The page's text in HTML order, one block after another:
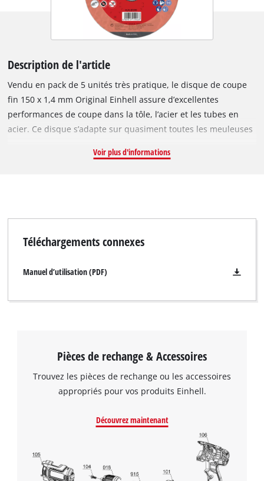
Description de l'article
Vendu en pack de 5 unités très pratique, le disque de coupe
fin 150 x 1,4 mm Original Einhell assure d’excellentes
performances de coupe dans la tôle, l’acier et les tubes en
acier. Ce disque s’adapte sur quasiment toutes les meuleuses
de 80 m/s. Ce disque de coupe présente un diamètre
minute.
Voir plus d'informations
Téléchargements connexes
Manuel d’utilisation (PDF)
Pièces de rechange & Accessoires
Trouvez les pièces de rechange ou les accessoires
appropriés pour vos produits Einhell.
Découvrez maintenant